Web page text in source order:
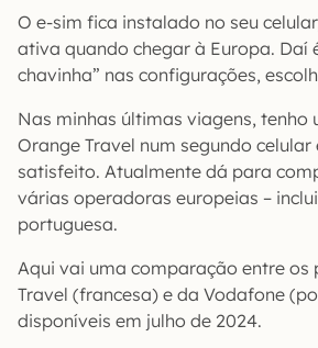
O e-sim fica instalado no seu
ativa quando chegar à Europa. Daí
chavinha” nas configurações,
Nas minhas últimas viagens, tenho
Orange Travel num segundo
satisfeito. Atualmente dá para
várias operadoras europeias –
portuguesa.
Aqui vai uma comparação entre os
Travel (francesa) e da Vodafone
disponíveis em julho de 2024.